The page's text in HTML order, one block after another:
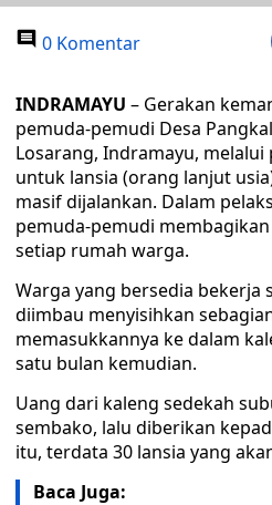
0 Komentar
INDRAMAYU – Gerakan
pemuda-pemudi Desa
Losarang, Indramayu,
untuk lansia (orang lanjut
masif dijalankan. Dalam
pemuda-pemudi
setiap rumah warga.
Warga yang bersedia bekerja
diimbau menyisihkan
memasukkannya ke dalam
satu bulan kemudian.
Uang dari kaleng sedekah
sembako, lalu diberikan
itu, terdata 30 lansia yang
Baca Juga: